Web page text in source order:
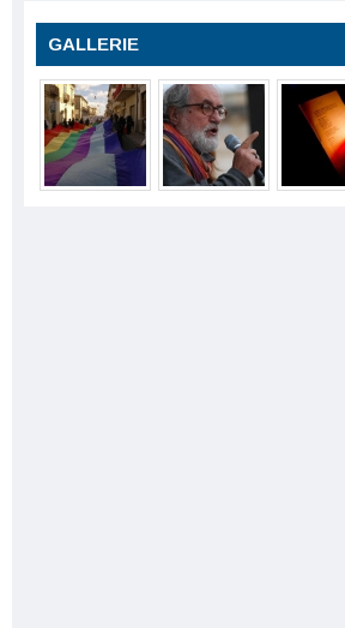
GALLERIE